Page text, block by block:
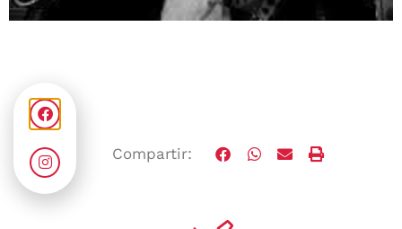
Compartir: